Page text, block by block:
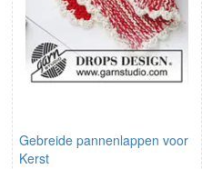
Gebreide pannenlappen voor
Kerst